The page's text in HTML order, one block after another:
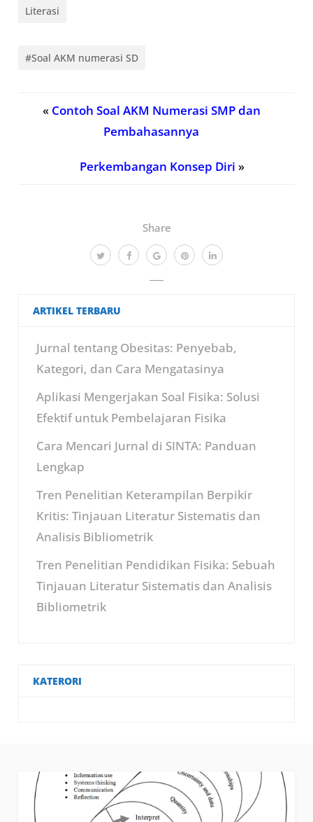
Share
Literasi
#Soal AKM numerasi SD
« Contoh Soal AKM Numerasi SMP dan
Pembahasannya
Perkembangan Konsep Diri »
ARTIKEL TERBARU
Jurnal tentang Obesitas: Penyebab,
Kategori, dan Cara Mengatasinya
Aplikasi Mengerjakan Soal Fisika: Solusi
Efektif untuk Pembelajaran Fisika
Cara Mencari Jurnal di SINTA: Panduan
Lengkap
Tren Penelitian Keterampilan Berpikir
Kritis: Tinjauan Literatur Sistematis dan
Analisis Bibliometrik
Tren Penelitian Pendidikan Fisika: Sebuah
Tinjauan Literatur Sistematis dan Analisis
Bibliometrik
KATERORI